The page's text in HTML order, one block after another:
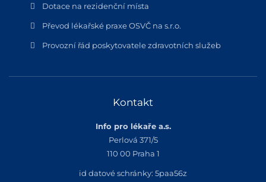
Dotace na rezidenční místa
Převod lékařské praxe OSVČ na s.r.o.
Provozní řád poskytovatele zdravotních služeb
Kontakt
Info pro lékaře a.s.
Perlová 371/5
110 00 Praha 1
id datové schránky: 5paa56z